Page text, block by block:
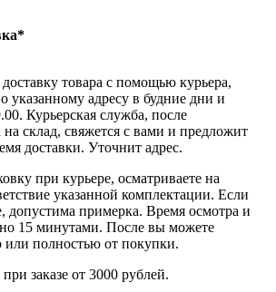
товара с помощью курьера,
указанному адресу в будние дни и
Курьерская служба, после
на склад, свяжется с вами и предложит
доставки. Уточнит адрес.
при курьере, осматриваете на
указанной комплектации. Если
допустима примерка. Время осмотра и
15 минутами. После вы можете
или полностью от покупки.
заказе от 3000 рублей.